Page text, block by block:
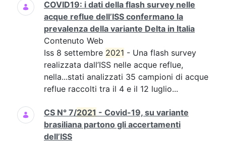
COVID19: i dati della flash survey nelle
acque reflue dell’ISS confermano la
prevalenza della variante Delta in Italia
Contenuto Web
Iss 8 settembre 2021 - Una flash survey
realizzata dall’ISS nelle acque reflue,
nella...stati analizzati 35 campioni di acque
reflue raccolti tra il 4 e il 12 luglio...
CS N° 7/2021 - Covid-19, su variante
brasiliana partono gli accertamenti
dell’ISS